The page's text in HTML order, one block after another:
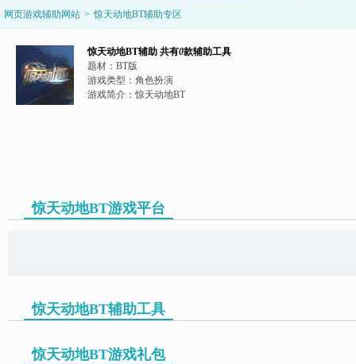
网页游戏辅助网站 > 惊天动地BT辅助专区
惊天动地BT辅助 共有0款辅助工具
题材： BT版
游戏类型： 角色扮演
游戏简介：惊天动地BT
惊天动地BT游戏平台
惊天动地BT辅助工具
惊天动地BT游戏礼包